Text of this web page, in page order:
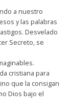
a nuestro
y las palabras
Desvelado
Secreto, se
cristiana para
que la consigan
Dios bajo el